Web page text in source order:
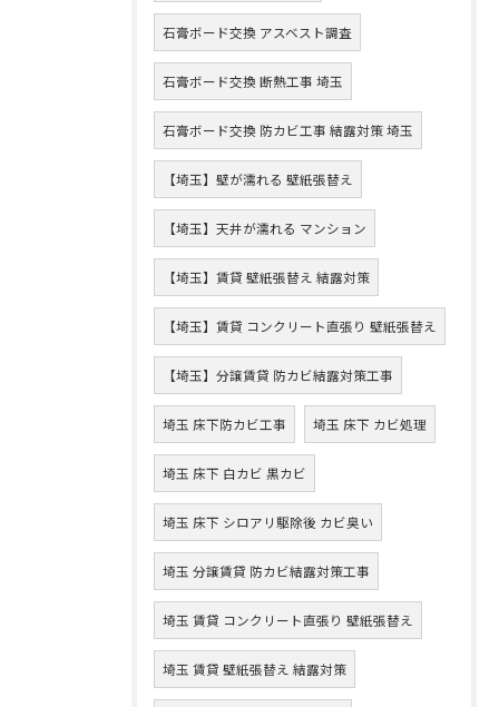
石膏ボード交換 アスベスト調査
石膏ボード交換 断熱工事 埼玉
石膏ボード交換 防カビ工事 結露対策 埼玉
【埼玉】壁が濡れる 壁紙張替え
【埼玉】天井が濡れる マンション
【埼玉】賃貸 壁紙張替え 結露対策
【埼玉】賃貸 コンクリート直張り 壁紙張替え
【埼玉】分譲賃貸 防カビ結露対策工事
埼玉 床下防カビ工事 埼玉 床下 カビ処理
埼玉 床下 白カビ 黒カビ
埼玉 床下 シロアリ駆除後 カビ臭い
埼玉 分譲賃貸 防カビ結露対策工事
埼玉 賃貸 コンクリート直張り 壁紙張替え
埼玉 賃貸 壁紙張替え 結露対策